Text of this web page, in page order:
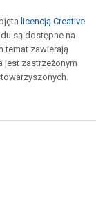
licencją Creative
są dostępne na
temat zawierają
jest zastrzeżonym